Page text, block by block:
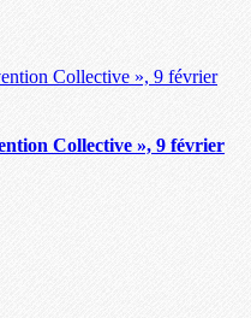
Collective », 9 février